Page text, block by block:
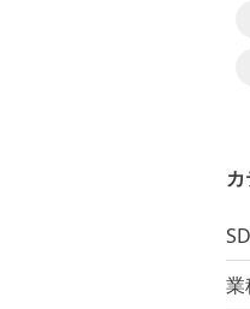
業